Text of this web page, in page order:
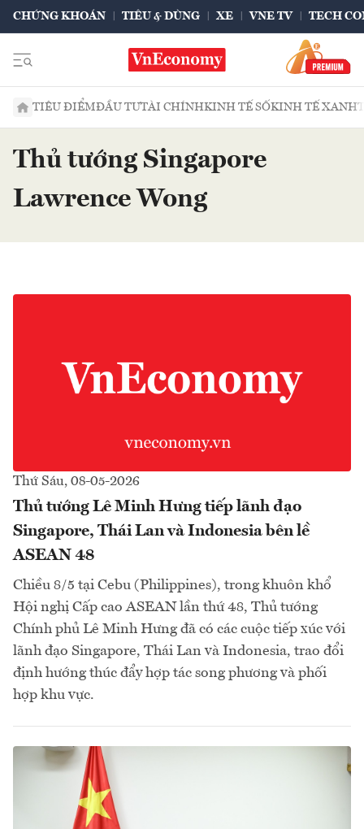
CHỨNG KHOÁN TIÊU & DÙNG XE VNE TV TECH
TIÊU ĐIỂMĐẦU TƯTÀI CHÍNHKINH TẾ SỐKINH TẾ XANH
Thủ tướng Singapore
Lawrence Wong
Thứ Sáu, 08-05-2026
Thủ tướng Lê Minh Hưng tiếp lãnh đạo
Singapore, Thái Lan và Indonesia bên lề
ASEAN 48
Chiều 8/5 tại Cebu (Philippines), trong khuôn khổ
Hội nghị Cấp cao ASEAN lần thứ 48, Thủ tướng
Chính phủ Lê Minh Hưng đã có các cuộc tiếp xúc với
lãnh đạo Singapore, Thái Lan và Indonesia, trao đổi
định hướng thúc đẩy hợp tác song phương và phối
hợp khu vực.